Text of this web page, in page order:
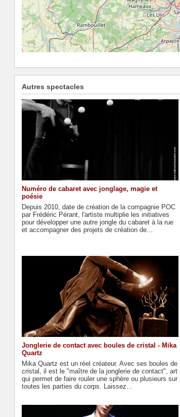
Autres spectacles
Numéro de cabaret avec jonglage, magie et
poésie
Depuis 2010, date de création de la compagnie POC
par Frédéric Pérant, l'artiste multiplie les initiatives
pour développer une autre jongle du cabaret à la rue
et accompagner des projets de création de...
Jonglerie de contact avec boules de cristal - Mika
Quartz
Mika Quartz est un réel créateur. Avec ses boules de
cristal, il est le "maître de la jonglerie de contact", art
qui permet de faire rouler une sphère ou plusieurs sur
toutes les parties du corps. Laissez...